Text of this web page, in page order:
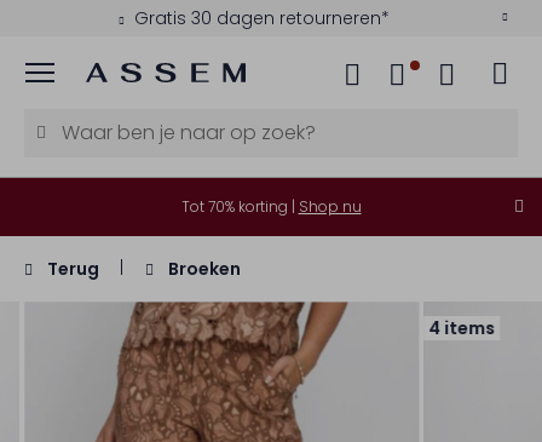
Gratis 30 dagen retourneren*
Menu
Tot 70% korting | Shop nu
Terug Broeken
4 items